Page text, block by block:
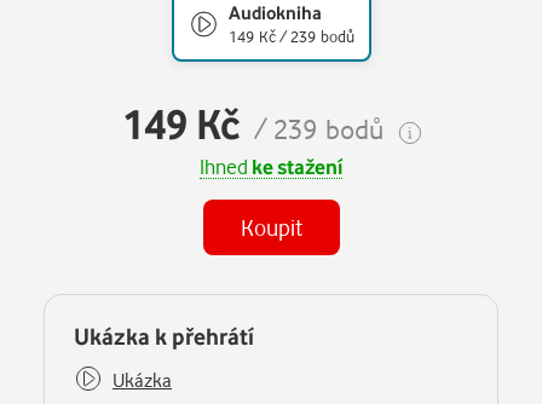
Audiokniha
149 Kč / 239 bodů
149 Kč / 239 bodů
Ihned ke stažení
Koupit
Některé kapitoly již máte zakoupeny.
Ukázka k přehrátí
Ukázka